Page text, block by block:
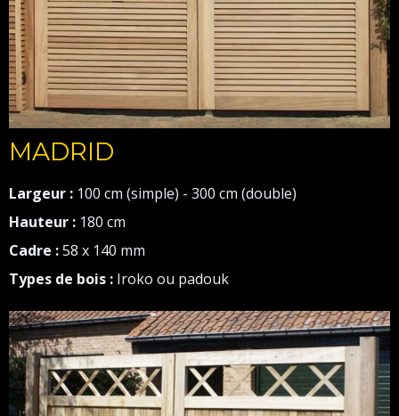
MADRID
Largeur : 100 cm (simple) - 300 cm (double)
Hauteur : 180 cm
Cadre :58 x 140 mm
Types de bois : Iroko ou padouk